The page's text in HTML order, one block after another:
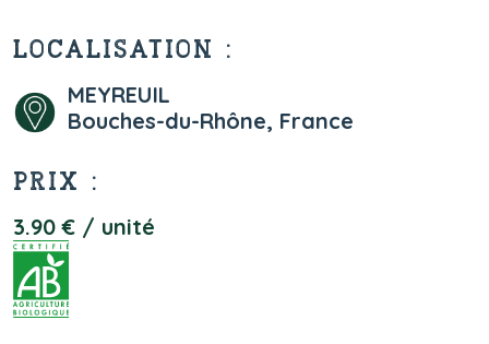
LOCALISATION :
MEYREUIL
Bouches-du-Rhône, France
PRIX :
3.90 € / unité